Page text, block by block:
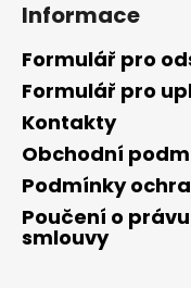
Informace
Formulář pro
Formulář pro
Kontakty
Obchodní
Podmínky
Poučení o
smlouvy